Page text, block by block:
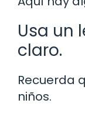
Usa un
claro.
Recuerda
niños.